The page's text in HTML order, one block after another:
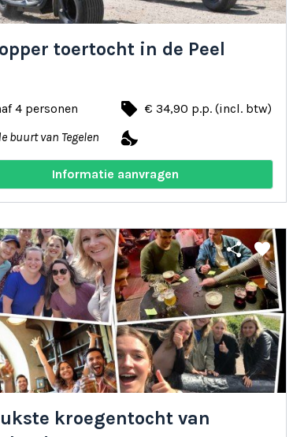
toertocht in de Peel
4 personen local_offer € 34,90 p.p. (incl. btw)
buurt van Tegelen nights_stay
Informatie aanvragen
share favorite
kroegentocht van